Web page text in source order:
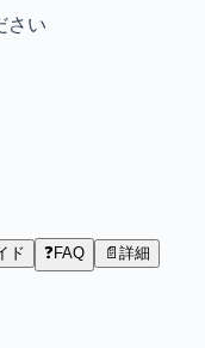
さい
ド ❓FAQ 📄 詳細